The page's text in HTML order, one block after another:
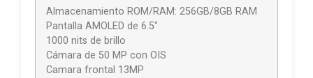
Almacenamiento ROM/RAM: 256GB/8GB RAM
Pantalla AMOLED de 6.5″
1000 nits de brillo
Cámara de 50 MP con OIS
Camara frontal 13MP